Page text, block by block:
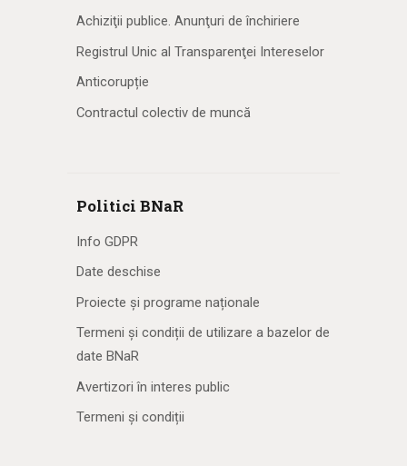
Achiziţii publice. Anunţuri de închiriere
Registrul Unic al Transparenţei Intereselor
Anticorupție
Contractul colectiv de muncă
Politici BNaR
Info GDPR
Date deschise
Proiecte și programe naționale
Termeni și condiții de utilizare a bazelor de
date BNaR
Avertizori în interes public
Termeni și condiții